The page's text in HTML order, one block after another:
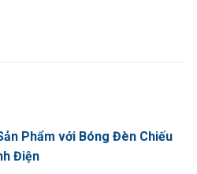
Phẩm với Bóng Đèn Chiếu
Điện